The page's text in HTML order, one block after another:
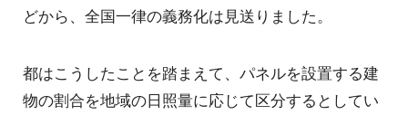
どから、全国一律の義務化は見送りました。
都はこうしたことを踏まえて、パネルを設置する建
物の割合を地域の日照量に応じて区分するとしてい